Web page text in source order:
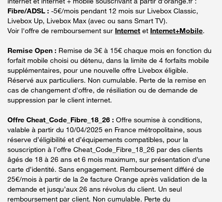
Fibre/ADSL : -5€/mois pendant 12 mois sur Livebox Classic,
Livebox Up, Livebox Max (avec ou sans Smart TV).
Voir l'offre de remboursement sur Internet et Internet+Mobile.
Remise Open : Remise de 3€ à 15€ chaque mois en fonction du
forfait mobile choisi ou détenu, dans la limite de 4 forfaits mobile
supplémentaires, pour une nouvelle offre Livebox éligible.
Réservé aux particuliers. Non cumulable. Perte de la remise en
cas de changement d'offre, de résiliation ou de demande de
suppression par le client internet.
Offre Cheat_Code_Fibre_18_26 : Offre soumise à conditions,
valable à partir du 10/04/2025 en France métropolitaine, sous
réserve d’éligibilité et d’équipements compatibles, pour la
souscription à l’offre Cheat_Code_Fibre_18_26 par des clients
âgés de 18 à 26 ans et 6 mois maximum, sur présentation d’une
carte d’identité. Sans engagement. Remboursement différé de
25€/mois à partir de la 2e facture Orange après validation de la
demande et jusqu’aux 26 ans révolus du client. Un seul
remboursement par client. Non cumulable. Perte du